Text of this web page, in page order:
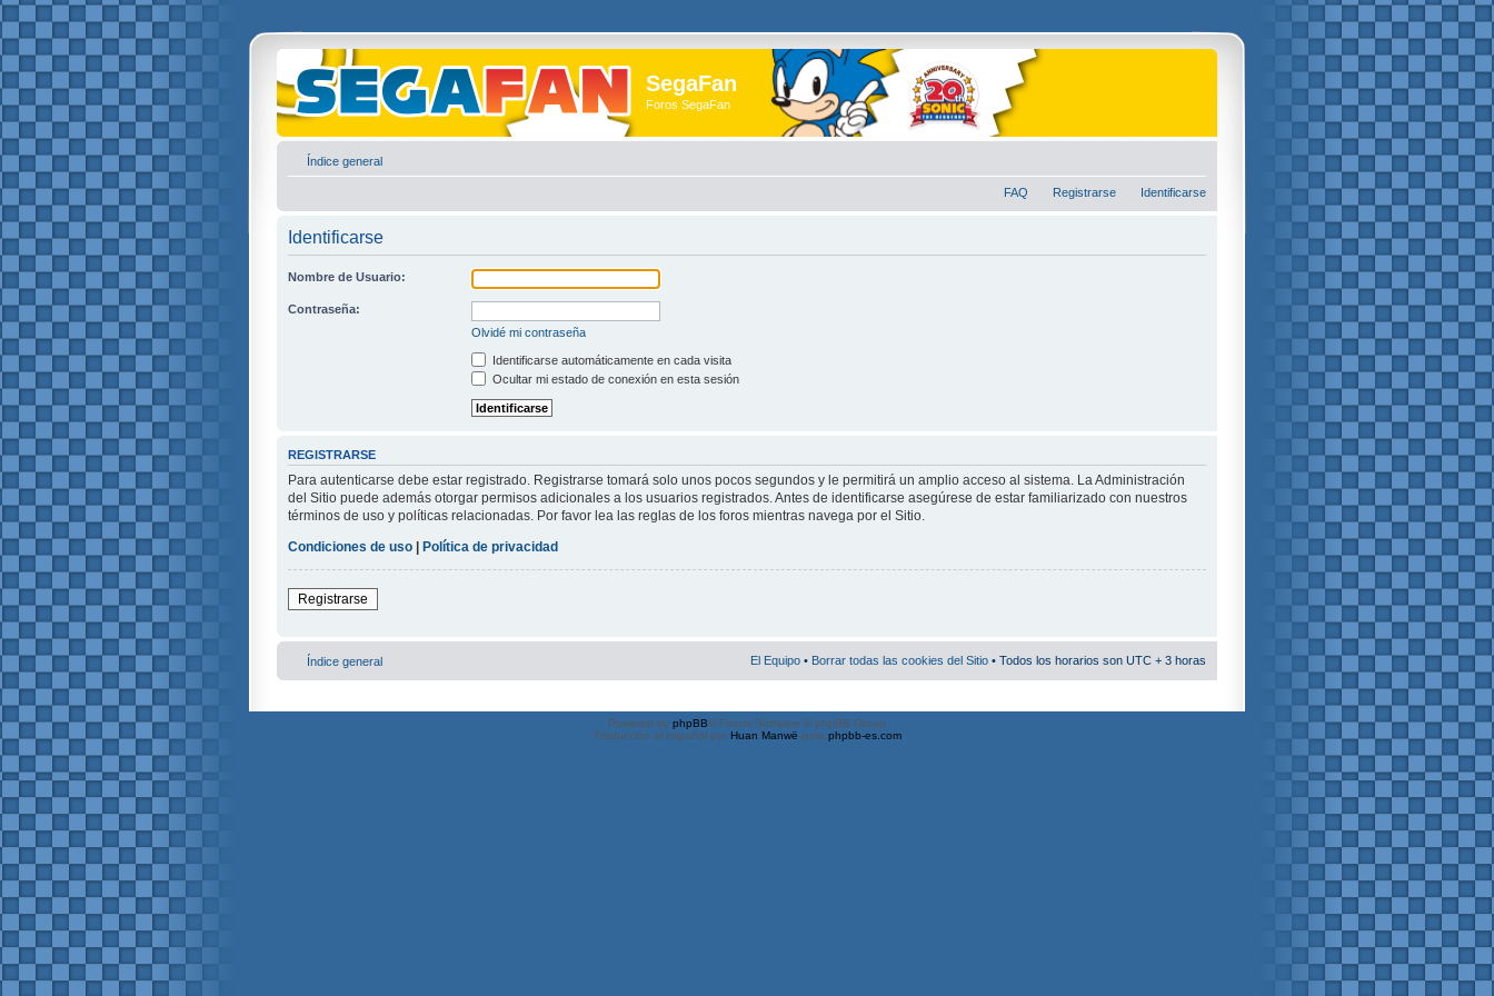
SegaFan
Foros SegaFan
Índice general
FAQ Registrarse Identificarse
Identificarse
Nombre de Usuario:
Contraseña:
Olvidé mi contraseña
Identificarse automáticamente en cada visita
Ocultar mi estado de conexión en esta sesión
REGISTRARSE
Para autenticarse debe estar registrado. Registrarse tomará solo unos pocos segundos y le permitirá un amplio acceso al sistema. La Administración
del Sitio puede además otorgar permisos adicionales a los usuarios registrados. Antes de identificarse asegúrese de estar familiarizado con nuestros
términos de uso y políticas relacionadas. Por favor lea las reglas de los foros mientras navega por el Sitio.
Condiciones de uso
Política de privacidad
Registrarse
Índice general El Equipo • Borrar todas las cookies del Sitio • Todos los horarios son UTC + 3 horas
Powered by phpBB® Forum Software © phpBB Group
Traducción al español por Huan Manwë para phpbb-es.com